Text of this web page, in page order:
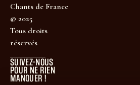
Chants de France
© 2025
Tous droits
réservés
SUIVEZ-NOUS
POUR NE RIEN
MANQUER !